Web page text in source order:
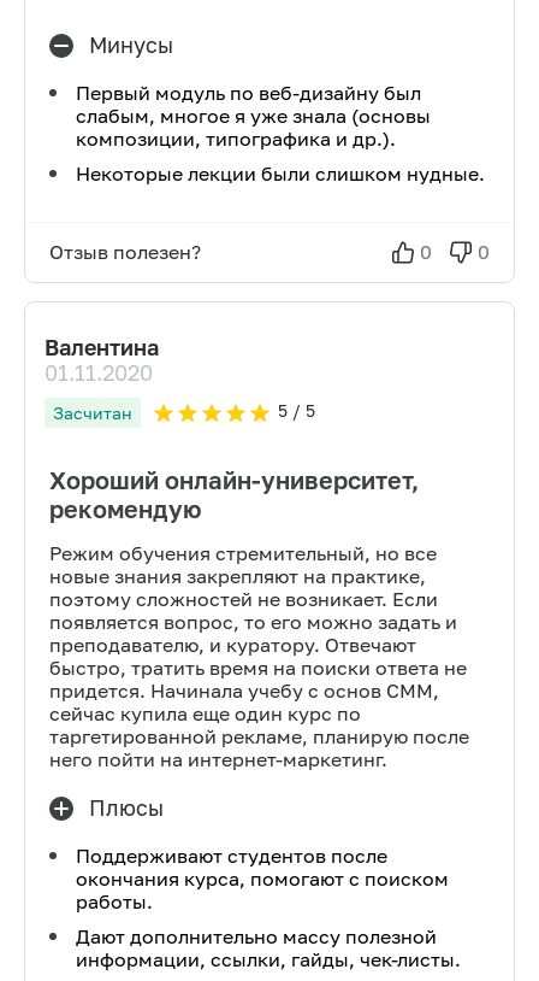
Минусы
Первый модуль по веб-дизайну был
слабым, многое я уже знала (основы
композиции, типографика и др.).
Некоторые лекции были слишком нудные.
Отзыв полезен? 0 0
Валентина
01.11.2020
Засчитан 5/ 5
Хороший онлайн-университет,
рекомендую
Режим обучения стремительный, но все
новые знания закрепляют на практике,
поэтому сложностей не возникает. Если
появляется вопрос, то его можно задать и
преподавателю, и куратору. Отвечают
быстро, тратить время на поиски ответа не
придется. Начинала учебу с основ СММ,
сейчас купила еще один курс по
таргетированной рекламе, планирую после
него пойти на интернет-маркетинг.
Плюсы
Поддерживают студентов после
окончания курса, помогают с поиском
работы.
Дают дополнительно массу полезной
информации, ссылки, гайды, чек-листы.